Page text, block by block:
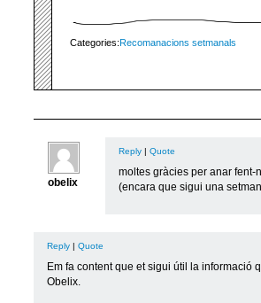
Categories:Recomanacions setmanals
obelix
Reply | Quote
moltes gràcies per anar fent-
(encara que sigui una
Reply | Quote
Em fa content que et sigui útil la informació
Obelix.